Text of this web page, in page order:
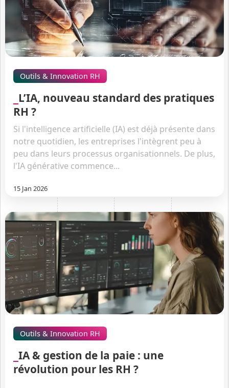
Outils & Innovation RH
L’IA, nouveau standard des pratiques
RH ?
Si l'intelligence artificielle (IA) est déjà présente dans
notre quotidien, les entreprises l'intègrent peu à
peu dans leurs processus organisationnels. De plus,
l'IA générative commence...
15 Jan 2026
Outils & Innovation RH
IA & gestion de la paie : une
révolution pour les RH ?